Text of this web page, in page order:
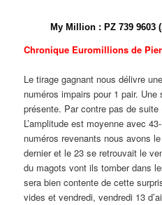
My Million: PZ 739 9603
Chronique Euromillions de
Le tirage gagnant nous délivre
numéros impairs pour 1 pair.
présente. Par contre pas de suite
L’amplitude est moyenne avec
numéros revenants nous avons
dernier et le 23 se retrouvait le
du magots vont ils tomber dans
sera bien contente de cette
vides et vendredi, vendredi 13